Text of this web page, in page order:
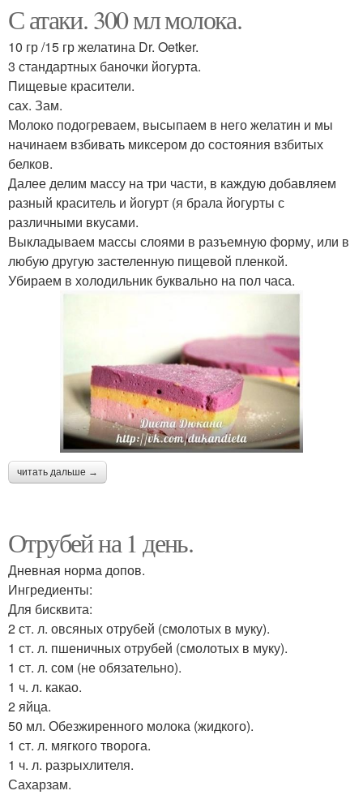
С атаки. 300 мл молока.
10 гр /15 гр желатина Dr. Oetker.
3 стандартных баночки йогурта.
Пищевые красители.
сах. Зам.
Молоко подогреваем, высыпаем в него желатин и мы
начинаем взбивать миксером до состояния взбитых
белков.
Далее делим массу на три части, в каждую добавляем
разный краситель и йогурт (я брала йогурты с
различными вкусами.
Выкладываем массы слоями в разъемную форму, или в
любую другую застеленную пищевой пленкой.
Убираем в холодильник буквально на пол часа.
читать дальше →
Отрубей на 1 день.
Дневная норма допов.
Ингредиенты:
Для бисквита:
2 ст. л. овсяных отрубей (смолотых в муку).
1 ст. л. пшеничных отрубей (смолотых в муку).
1 ст. л. сом (не обязательно).
1 ч. л. какао.
2 яйца.
50 мл. Обезжиренного молока (жидкого).
1 ст. л. мягкого творога.
1 ч. л. разрыхлителя.
Сахарзам.